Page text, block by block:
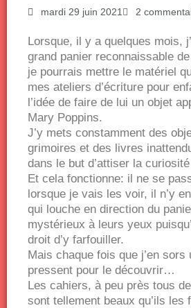
mardi 29 juin 2021 2
Lorsque, il y a quelques mois,
grand panier reconnaissable
je pourrais mettre le matériel
mes ateliers d’écriture pour
l’idée de faire de lui un objet
Mary Poppins.
J’y mets constamment des
grimoires et des livres
dans le but d’attiser la
Et cela fonctionne: il ne se
lorsque je vais les voir, il n’y
qui louche en direction du
mystérieux à leurs yeux
droit d’y farfouiller.
Mais chaque fois que j’en
pressent pour le découvrir…
Les cahiers, à peu près tous
sont tellement beaux qu’ils les